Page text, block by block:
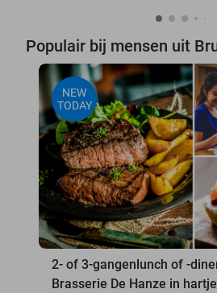
Populair bij mensen uit
NEW
TODAY
2- of 3-gangenlunch of -
Brasserie De Hanze in